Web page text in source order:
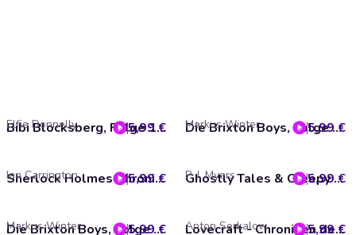
Bibi Blocksberg, Folge 1: Hexen gibt es doch
Elfie Donnelly 5,99 € Die Brixton Boys, Folge 5: Das Phantom der Albert Hall
Markus Winter 5,99 €
Sherlock Holmes Chronicles, Folge: Der Fluch der Mandragora, 2.Teil (ungekürzt)
Ian Carrington 5,99 € Ghostly Tales & Creepy Stories, Folge 12: Das Ding aus dem Eis (Ungekürzt)
P. J. Myers 5,99 €
Die Brixton Boys, Folge 1: Das Rätsel der 28 Stufen
Markus Winter 5,99 € Lovecraft - Chroniken des Grauens, Akte 13: Das Grauen von Red Hook
Anton Serkalow 5,99 €